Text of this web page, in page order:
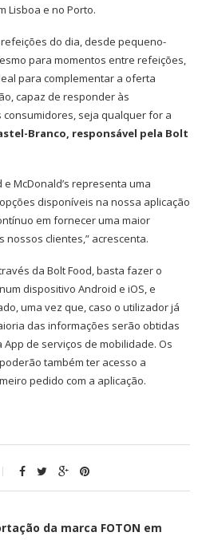
Lisboa e no Porto.
do dia, desde pequeno-
para momentos entre refeições,
para complementar a oferta
capaz de responder às
seja qualquer for a
Branco, responsável pela Bolt
McDonald’s representa uma
disponíveis na nossa aplicação
em fornecer uma maior
clientes,” acrescenta.
da Bolt Food, basta fazer o
dispositivo Android e iOS, e
uma vez que, caso o utilizador já
das informações serão obtidas
de serviços de mobilidade. Os
também ter acesso a
pedido com a aplicação.
da marca FOTON em